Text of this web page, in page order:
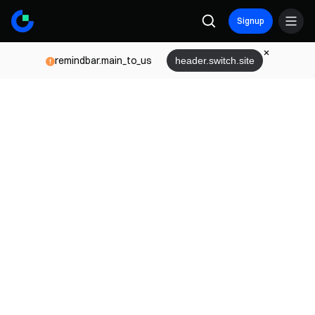
Signup
remindbar.main_to_us header.switch.site